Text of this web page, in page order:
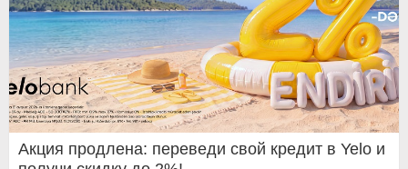
Акция продлена: переведи свой кредит в Yelo и